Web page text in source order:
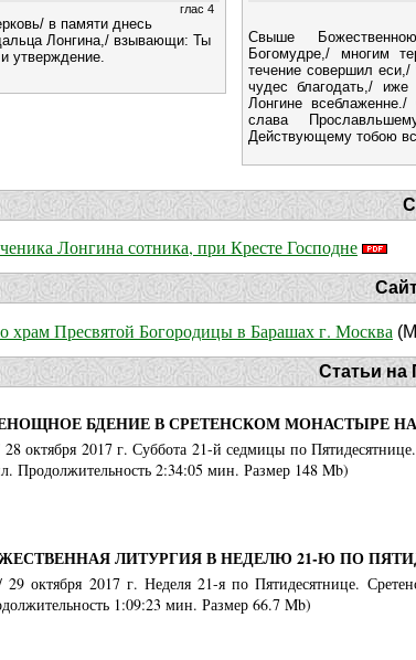
глас 4
в памяти днесь
Лонгина,/ взывающи: Ты
утверждение.
Свыше
Богомудре,/ многим
течение совершил
чудес благодать,/
Лонгине
слава
Действующему тобою
Лонгина сотника, при Кресте Господне
храм Пресвятой Богородицы в Барашах г. Москва
Статьи на
БДЕНИЕ В СРЕТЕНСКОМ МОНАСТЫРЕ
28 октября 2017 г. Суббота 21-й седмицы по
Продолжительность 2:34:05 мин. Размер 148 Mb)
ЛИТУРГИЯ В НЕДЕЛЮ 21-Ю ПО
29 октября 2017 г. Неделя 21-я по Пятидесятнице.
1:09:23 мин. Размер 66.7 Mb)